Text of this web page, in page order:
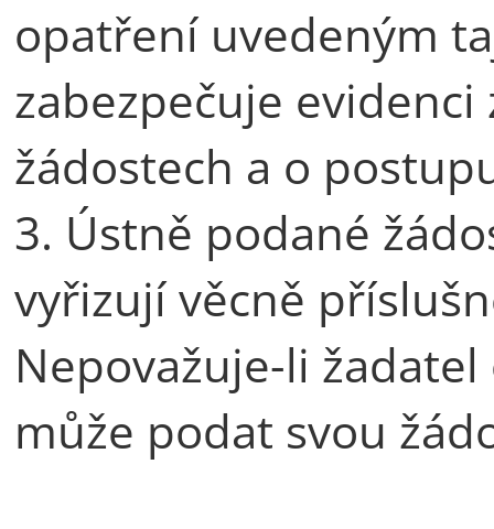
opatření uvedeným
zabezpečuje
žádostech a o
3. Ústně podané
vyřizují věcně
Nepovažuje-li
může podat svou